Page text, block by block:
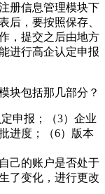
册信息管理模块下
后，要按照保存、
，提交之后由地方
进行高企认定申报
块包括那几部分？
申报；（3）企业
进度；（6）版本
己的账户是否处于
了变化，进行更改